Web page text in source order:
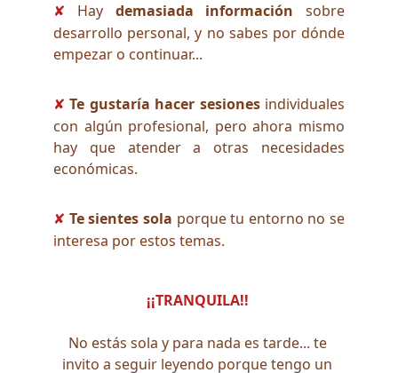
✘ Hay demasiada información sobre
desarrollo personal, y no sabes por dónde
empezar o continuar...
✘Te gustaría hacer sesionesindividuales
con algún profesional, pero ahora mismo
hay que atender a otras necesidades
económicas.
✘ Te sientes sola porque tu entorno no se
interesa por estos temas.
¡¡TRANQUILA!!
No estás sola y para nada es tarde... te
invito a seguir leyendo porque tengo un